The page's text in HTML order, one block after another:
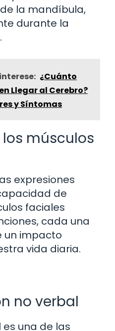
la mandíbula,
durante la
¿Cuánto
Llegar al Cerebro?
y Síntomas
músculos
expresiones
de
faciales
cada una
un impacto
vida diaria.
no verbal
es una de las